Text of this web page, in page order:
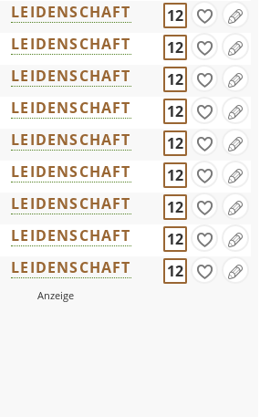
LEIDENSCHAFT
12
LEIDENSCHAFT
12
LEIDENSCHAFT
12
LEIDENSCHAFT
12
LEIDENSCHAFT
12
LEIDENSCHAFT
12
LEIDENSCHAFT
12
LEIDENSCHAFT
12
LEIDENSCHAFT 12